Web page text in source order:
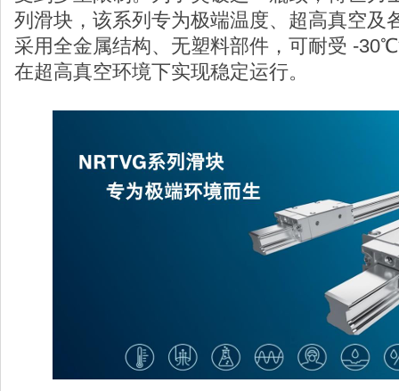
列滑块，该系列专为极端温度、超高真空及
采用全金属结构、无塑料部件，可耐受 -
在超高真空环境下实现稳定运行。